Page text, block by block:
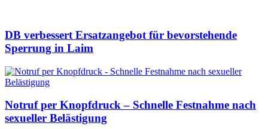
DB verbessert Ersatzangebot für bevorstehende
Sperrung in Laim
Notruf per Knopfdruck – Schnelle Festnahme nach
sexueller Belästigung